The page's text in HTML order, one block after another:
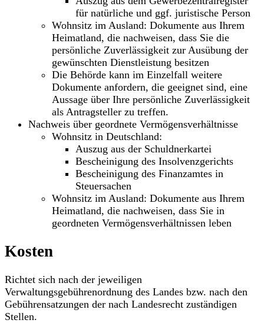
für natürliche und ggf. juristische Person
Wohnsitz im Ausland: Dokumente aus Ihrem
Heimatland, die nachweisen, dass Sie die
persönliche Zuverlässigkeit zur Ausübung der
gewünschten Dienstleistung besitzen
Die Behörde kann im Einzelfall weitere
Dokumente anfordern, die geeignet sind, eine
Aussage über Ihre persönliche Zuverlässigkeit
als Antragsteller zu treffen.
Nachweis über geordnete Vermögensverhältnisse
Wohnsitz in Deutschland:
Auszug aus der Schuldnerkartei
Bescheinigung des Insolvenzgerichts
Bescheinigung des Finanzamtes in
Steuersachen
Wohnsitz im Ausland: Dokumente aus Ihrem
Heimatland, die nachweisen, dass Sie in
geordneten Vermögensverhältnissen leben
Kosten
Richtet sich nach der jeweiligen
Verwaltungsgebührenordnung des Landes bzw. nach den
Gebührensatzungen der nach Landesrecht zuständigen
Stellen.